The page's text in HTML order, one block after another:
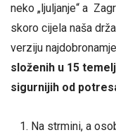
neko „ljuljanje“ a
skoro cijela naša
verziju
složenih u 15
sigurnijih od
Na strmini, a